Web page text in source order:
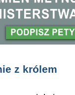
z królem